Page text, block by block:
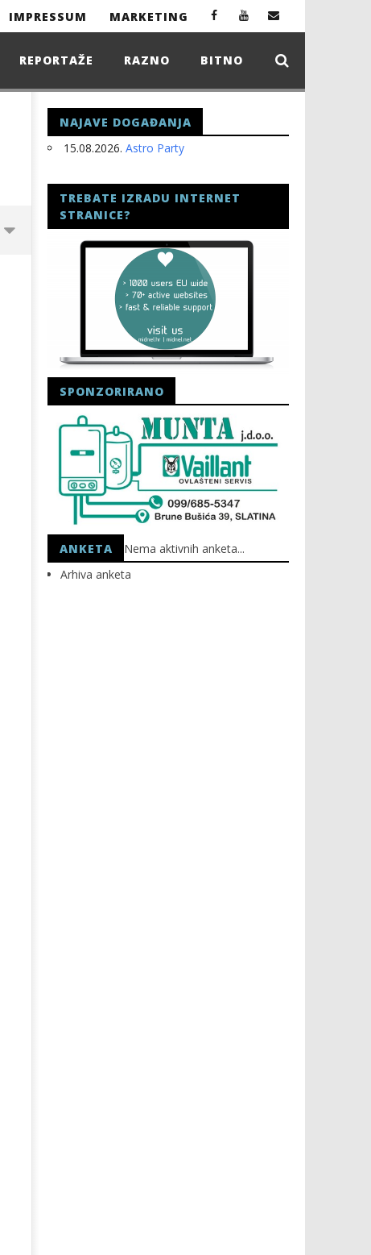
IMPRESSUM MARKETING
REPORTAŽE RAZNO BITNO
HEP: Bez struje
06.05.2021.
NAJAVE DOGAĐANJA
15.08.2026. Astro Party
TREBATE IZRADU INTERNET
STRANICE?
SPONZORIRANO
ANKETA
Nema aktivnih anketa...
Arhiva anketa